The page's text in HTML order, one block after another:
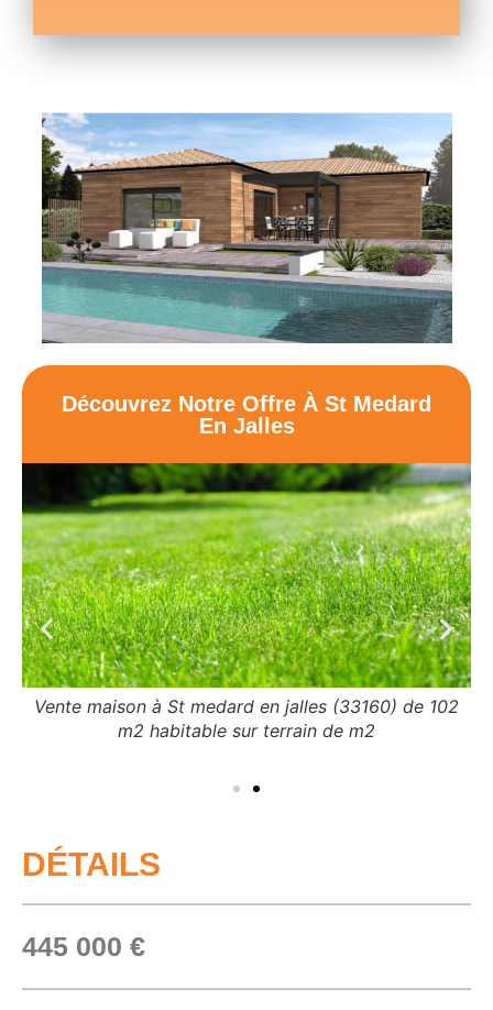
Découvrez Notre Offre À St Medard
En Jalles
Vente maison à St medard en jalles (33160) de 102
m2 habitable sur terrain de m2
DÉTAILS
445 000 €